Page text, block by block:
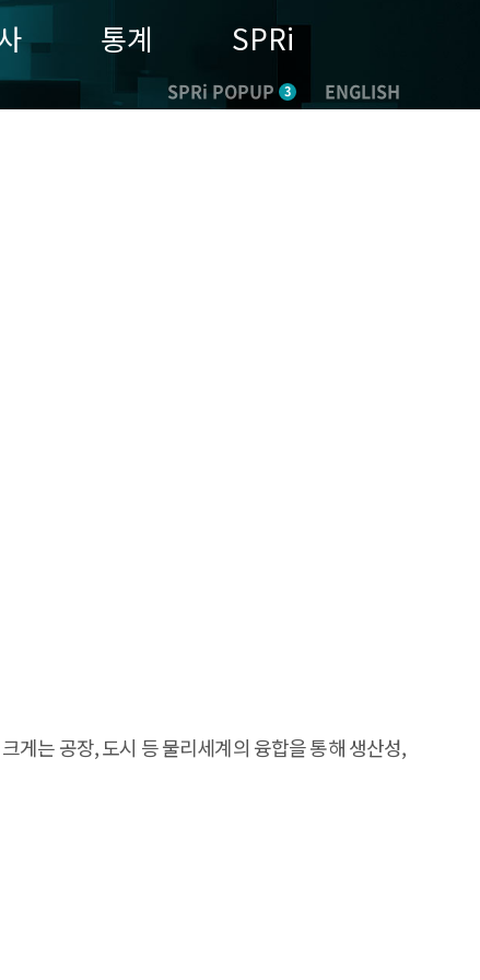
통계 SPRi
SPRi POPUP 3 ENGLISH
게는 공장, 도시 등 물리세계의 융합을 통해 생산성,